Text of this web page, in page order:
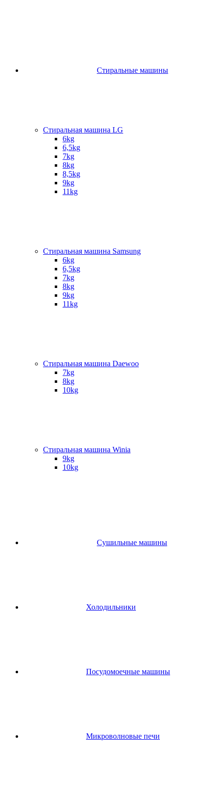
Стиральные машины
Стиральная машина LG
6kg
6,5kg
7kg
8kg
8,5kg
9kg
11kg
Стиральная машина Samsung
6kg
6,5kg
7kg
8kg
9kg
11kg
Стиральная машина Daewoo
7kg
8kg
10kg
Стиральная машина Winia
9kg
10kg
Сушильные машины
Холодильники
Посудомоечные машины
Микроволновые печи